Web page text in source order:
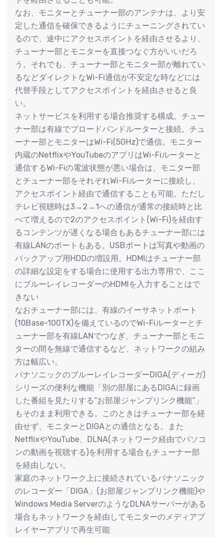
なお、モニターとチューナー部のアンテナは、より安
定した通信を確保できるようにチューニングされてい
るので、途中にアクセスポイントを経由させるより、
チューナー部とモニターを直接つなぐ方がいいだろ
う。それでも、チューナー部とモニター部が離れてい
るなどダイレクトなWi-Fi通信が不安定な時などには
代替手段としてアクセスポイントを経由させると良
い。
ネットサービスを利用する場合推奨する構成。チュー
ナー部は有線でブロードバンドルーターと接続。チュ
ーナー部とモニターはWi-Fi(5GHz)で通信。モニター
内蔵のNetflixやYouTubeのアプリはWi-Fiルーターと
通信するWi-Fiの電波状態が悪い場合は、モニター部
とチューナー部をそれぞれWi-Fiルーターに接続し、
アクセスポイント経由で通信することも可能。ただし
テレビ視聴時は3→2→1への通信が通常の接続時と比
べて増えるので2のアクセスポイント(Wi-Fi)を経由す
るコンテンツが遅くなる場合もあるチューナー部には
有線LANのポートもある。USBポートは写真や動画の
バックアップ用HDDの増設用。HDMIはチューナー部
の詳細な設定をする場合に使用する出力専用で、ここ
にブルーレイレコーダーのHDMIを入力することはで
きない
なおチューナー部には、有線のイーサネットポート
(10Base-100TX)を備えているのでWi-Fiルーターとチ
ューナー部を有線LANでつなぎ、チューナー部とモニ
ターの間を無線で通信するなど、ネットワークの組み
方は幅広い。
パナソニックのブルーレイレコーダーDIGA(ディーガ)
シリーズの便利な機能「別の部屋にあるDIGAに録画
した番組を見たりする“お部屋ジャンプリンク機能”」
もそのまま利用できる。このときはチューナー部を経
由せず、モニターとDIGAとの通信となる。また
NetflixやYouTube、DLNA(ネットワーク経由でパソコ
ンの動画を視聴する)を利用する場合もチューナー部
を経由しない。
家庭のネットワーク上に接続されているパナソニック
のレコーダー「DIGA」(お部屋ジャンプリンク機能)や
Windows Media ServerのようなDLNAサーバーがある
場合もネットワークを経由してモニターのメディアプ
レイヤーアプリで再生可能